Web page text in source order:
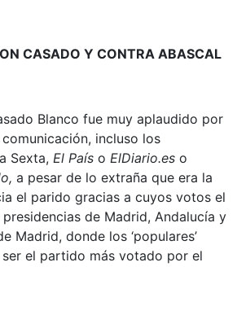
CASADO Y CONTRA ABASCAL
Blanco fue muy aplaudido por
incluso los
Sexta, El País o ElDiario.es o
a pesar de lo extraña que era la
el parido gracias a cuyos votos el
de Madrid, Andalucía y
Madrid, donde los ‘populares’
el partido más votado por el